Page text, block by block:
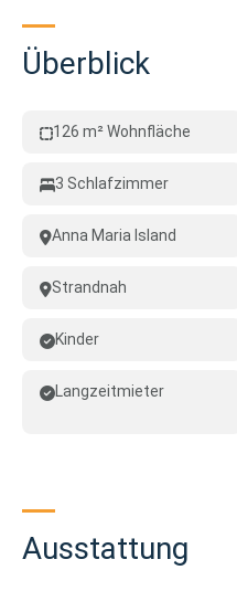
Überblick
126 m² Wohnfläche
3 Schlafzimmer
Anna Maria Island
Strandnah
Kinder
Langzeitmieter
Ausstattung